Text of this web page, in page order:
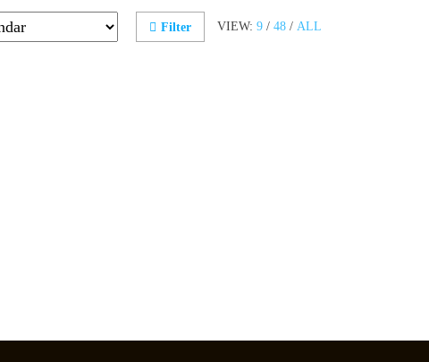
VIEW: 9 / 48 / ALL
Filter